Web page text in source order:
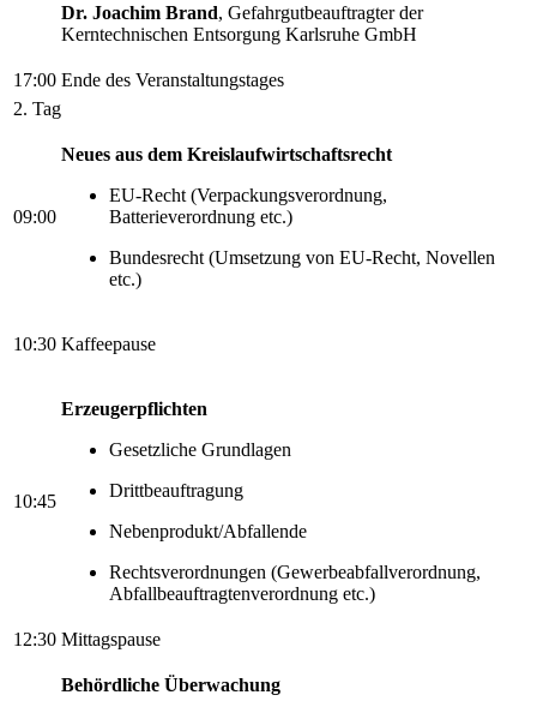
Dr. Joachim Brand, Gefahrgutbeauftragter der
Kerntechnischen Entsorgung Karlsruhe GmbH
17:00 Ende des Veranstaltungstages
2. Tag
09:00
Neues aus dem Kreislaufwirtschaftsrecht
EU-Recht (Verpackungsverordnung,
Batterieverordnung etc.)
Bundesrecht (Umsetzung von EU-Recht, Novellen
etc.)
10:30 Kaffeepause
10:45
Erzeugerpflichten
Gesetzliche Grundlagen
Drittbeauftragung
Nebenprodukt/Abfallende
Rechtsverordnungen (Gewerbeabfallverordnung,
Abfallbeauftragtenverordnung etc.)
12:30 Mittagspause
Behördliche Überwachung